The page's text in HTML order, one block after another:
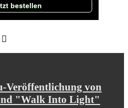
bestellen
Veröffentlichung von
"Walk Into Light"